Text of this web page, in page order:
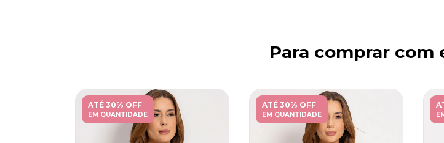
Para comprar com
ATÉ 30% OFF
EM QUANTIDADE
ATÉ 30% OFF
EM QUANTIDADE